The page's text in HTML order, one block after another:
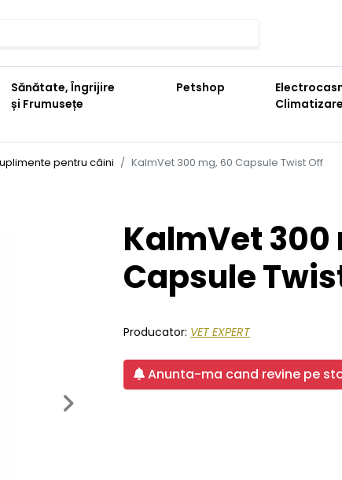
Sănătate, Îngrijire
și Frumusețe
Petshop
Climatizare
pentru câini KalmVet 300 mg, 60 Capsule Twist Off
Next
KalmVet 300
Capsule
Producator: VET EXPERT
Anunta-ma cand revine pe